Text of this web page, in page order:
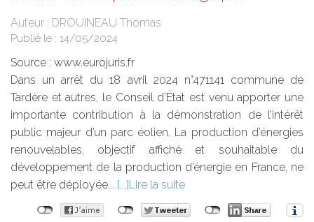
Auteur : DROUINEAU Thomas
Publié le : 14/05/2024
Source : www.eurojuris.fr
Dans un arrêt du 18 avril 2024 n°471141 commune de
Tardère et autres, le Conseil d’État est venu apporter une
importante contribution à la démonstration de l’intérêt
public majeur d’un parc éolien. La production d’énergies
renouvelables, objectif affiché et souhaitable du
développement de la production d’énergie en France, ne
peut être déployée...
Lire la suite